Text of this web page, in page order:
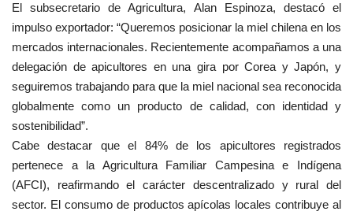
El subsecretario de Agricultura, Alan Espinoza, destacó el
impulso exportador: “Queremos posicionar la miel chilena en los
mercados internacionales. Recientemente acompañamos a una
delegación de apicultores en una gira por Corea y Japón, y
seguiremos trabajando para que la miel nacional sea reconocida
globalmente como un producto de calidad, con identidad y
sostenibilidad”.
Cabe destacar que el 84% de los apicultores registrados
pertenece a la Agricultura Familiar Campesina e Indígena
(AFCI), reafirmando el carácter descentralizado y rural del
sector. El consumo de productos apícolas locales contribuye al